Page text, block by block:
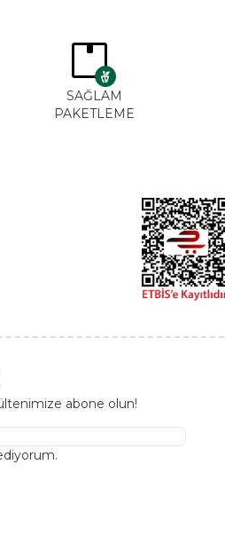
SAĞLAM
PAKETLEME
abone olun!